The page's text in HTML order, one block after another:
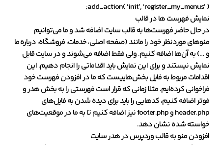
add_action( ‘init’, ‘register_my_menus’ );
نمایش فهرست ها در قالب
در حال حاضر فهرست‌ها به قالب سایت اضافه شد و ما می‌توانیم
منوهای موردنظر خود را مانند (صفحه اصلی، خدمات، فروشگاه، درباره ما
و …) به آن‌ها اضافه کنیم. ولی فقط اضافه می‌شوند و در سایت قابل
نمایش نیستند و برای این نمایش باید اقداماتی را انجام دهیم. این
اقدامات مربوط به فایل بخش‌هاییست که ما در افزودن فهرست خود
فراخوانی کرده‌ایم. مثلا زمانی که قرار است فهرستی را به بخش هدر و
فوتر اضافه کنیم، کدهایی را باید برای دیده شدن به فایل‌های
header.php و footer.php نیز اضافه کنیم تا به ما در موقعیت‌های
خواسته شده نشان دهد.
افزودن منو به قالب وردپرس در هدر سایت